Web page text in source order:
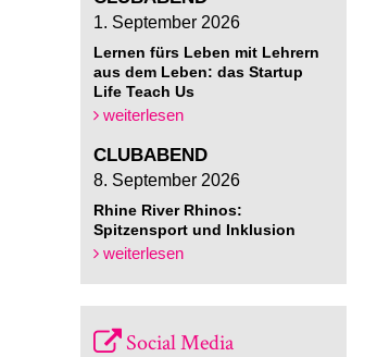
1. September 2026
Lernen fürs Leben mit Lehrern
aus dem Leben: das Startup
Life Teach Us
weiterlesen
CLUBABEND
8. September 2026
Rhine River Rhinos:
Spitzensport und Inklusion
weiterlesen
Social Media